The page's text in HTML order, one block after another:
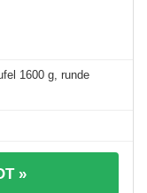
1600 g, runde
»